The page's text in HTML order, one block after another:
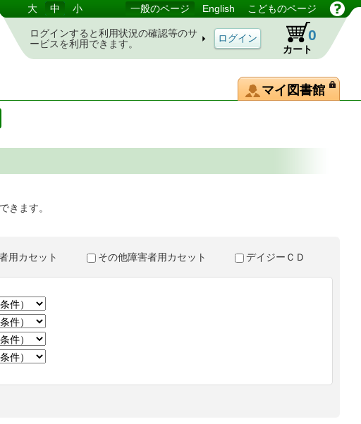
大 中 小 一般のページ English こどものページ
ログインすると利用状況の確認等のサ
ービスを利用できます。
カート
0
マイ図書館
きます。
者用カセット その他障害者用カセット デイジーＣＤ